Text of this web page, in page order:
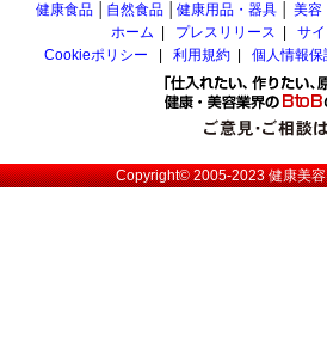
健康食品 自然食品 健康用品・器具 美容
ホーム
プレスリリース
サ
Cookieポリシー
利用規約 個人情報
Copyright© 2005-2023健康美